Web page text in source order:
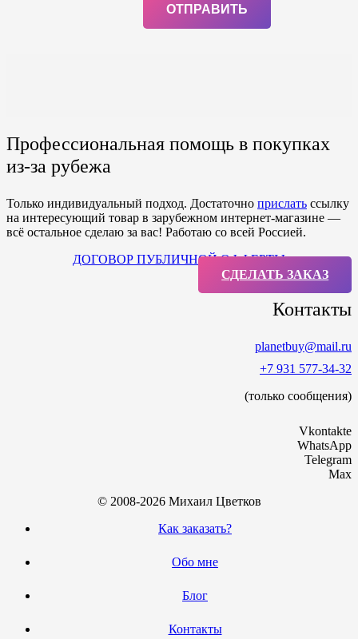
Профессиональная помощь в покупках
из-за рубежа
Только индивидуальный подход. Достаточно прислать ссылку
на интересующий товар в зарубежном интернет-магазине —
всё остальное сделаю за вас! Работаю со всей Россией.
ДОГОВОР ПУБЛИЧНОЙ ОФФЕРТЫ
СДЕЛАТЬ ЗАКАЗ
Контакты
planetbuy@mail.ru
+7 931 577-34-32
(только сообщения)
Vkontakte
WhatsApp
Telegram
Max
© 2008-2026 Михаил Цветков
Как заказать?
Обо мне
Блог
Контакты